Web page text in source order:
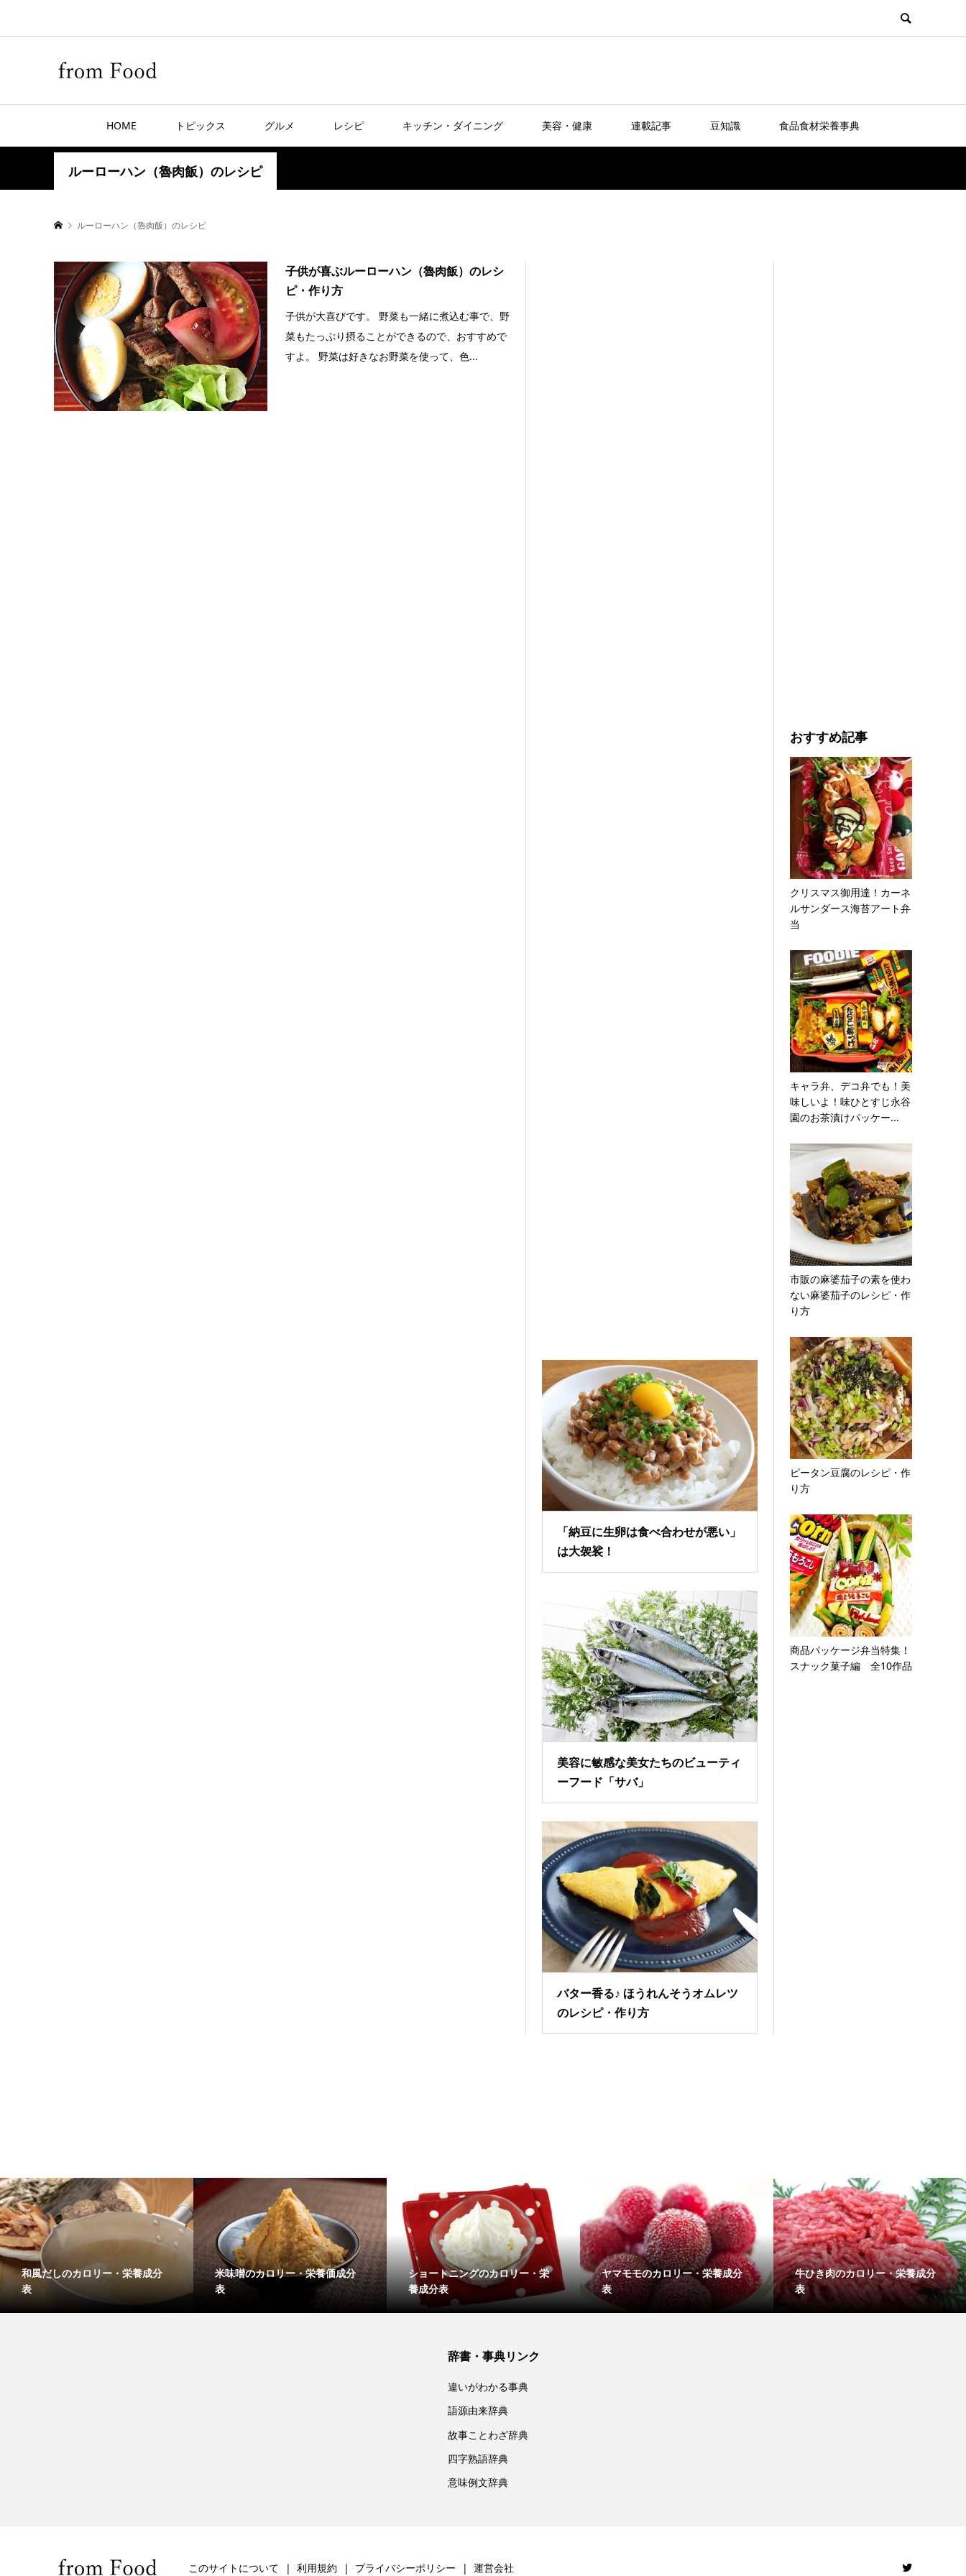
HOME トピックス グルメ レシピ キッチン・ダイニング 美容・健康 連載記事 豆知識 食品食材栄養事典
ルーローハン（魯肉飯）のレシピ
ルーローハン（魯肉飯）のレシピ
子供が喜ぶルーローハン（魯肉飯）のレシ
ピ・作り方
子供が大喜びです。 野菜も一緒に煮込む事で、野
菜もたっぷり摂ることができるので、おすすめで
すよ。 野菜は好きなお野菜を使って、色...
「納豆に生卵は食べ合わせが悪い」
は大袈裟！
美容に敏感な美女たちのビューティ
ーフード「サバ」
バター香る♪ ほうれんそうオムレツ
のレシピ・作り方
おすすめ記事
クリスマス御用達！カーネ
ルサンダース海苔アート弁
当
キャラ弁、デコ弁でも！美
味しいよ！味ひとすじ永谷
園のお茶漬けパッケー...
市販の麻婆茄子の素を使わ
ない麻婆茄子のレシピ・作
り方
ピータン豆腐のレシピ・作
り方
商品パッケージ弁当特集！
スナック菓子編 全10作品
和風だしのカロリー・栄養成分
表
米味噌のカロリー・栄養価成分
表
ショートニングのカロリー・栄
養成分表
ヤマモモのカロリー・栄養成分
表
牛ひき肉のカロリー・栄養成分
表
辞書・事典リンク
違いがわかる事典
語源由来辞典
故事ことわざ辞典
四字熟語辞典
意味例文辞典
このサイトについて 利用規約 プライバシーポリシー 運営会社